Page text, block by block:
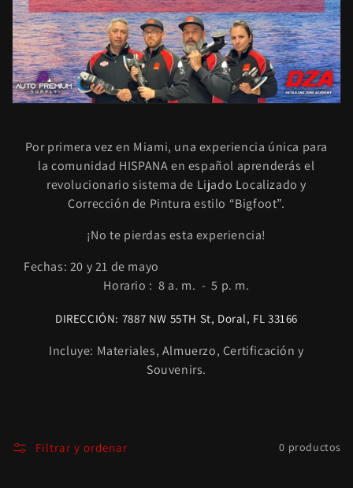
Por primera vez en Miami, una experiencia única para
la comunidad HISPANA en español aprenderás el
revolucionario sistema de Lijado Localizado y
Corrección de Pintura estilo “Bigfoot”.
¡No te pierdas esta experiencia!
Fechas: 20 y 21 de mayo
Horario : 8 a. m. - 5 p. m.
DIRECCIÓN: 7887 NW 55TH St, Doral, FL 33166
Incluye: Materiales, Almuerzo, Certificación y
Souvenirs.
Filtrar y ordenar 0 productos